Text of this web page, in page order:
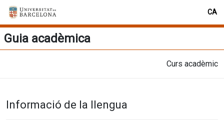
CA
Guia acadèmica
Curs acadèmic
Informació de la llengua